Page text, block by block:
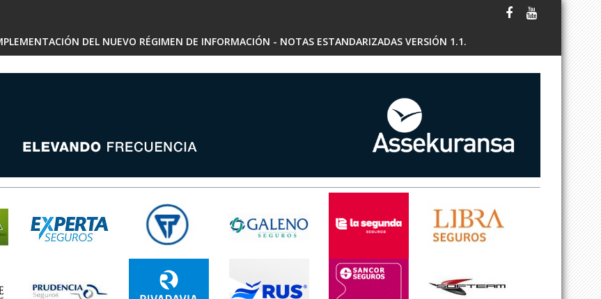
DEL NUEVO RÉGIMEN DE INFORMACIÓN - NOTAS ESTANDARIZADAS VERSIÓN 1.1.